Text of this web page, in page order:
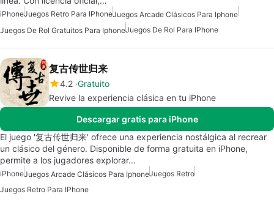
iPhoneJuegos Retro Para IPhoneJuegos Arcade Clásicos Para Iphone
Juegos De Rol Gratuitos Para IphoneJuegos De Rol Para IPhone
复古传世归来
4.2 Gratuito
Revive la experiencia clásica en tu iPhone
Descargar gratis para iPhone
El juego '复古传世归来' ofrece una experiencia nostálgica al recrear
un clásico del género. Disponible de forma gratuita en iPhone,
permite a los jugadores explorar…
iPhoneJuegos Arcade Clásicos Para IphoneJuegos Retro
Juegos Retro Para IPhone